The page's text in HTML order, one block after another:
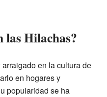
las Hilachas?
en la cultura de
en hogares y
popularidad se ha